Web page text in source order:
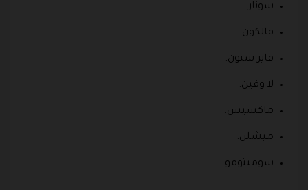
سونار.
فالكون.
فاير ستون.
لا وفين.
ماكسيس.
ميشلن.
سوميتومو.